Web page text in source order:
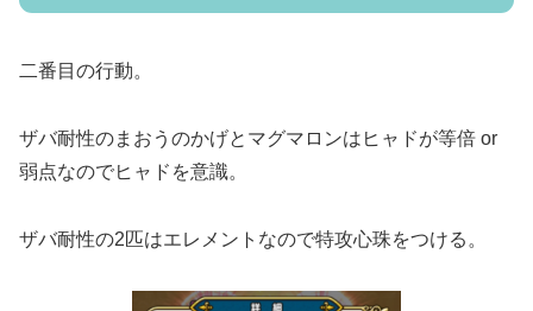
二番目の行動。
ザバ耐性のまおうのかげとマグマロンはヒャドが等倍 or
弱点なのでヒャドを意識。
ザバ耐性の2匹はエレメントなので特攻心珠をつける。